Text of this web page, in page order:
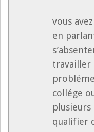
vous
en
travailler
collége
plusieurs
qualifier